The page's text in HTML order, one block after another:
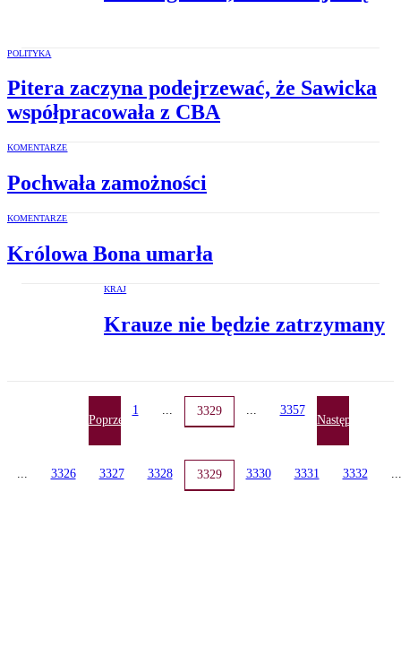
POLITYKA
Pitera zaczyna podejrzewać, że Sawicka
współpracowała z CBA
KOMENTARZE
Pochwała zamożności
KOMENTARZE
Królowa Bona umarła
KRAJ
Krauze nie będzie zatrzymany
Poprzednia
1 3329 3357
Następna
3326 3327 3328 3329 3330 3331 3332